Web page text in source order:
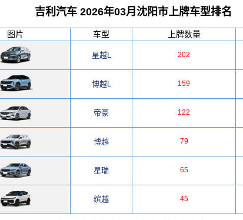
吉利汽车 2026年03月沈阳市上牌车型排名
图片 车型 上牌数量
星越L 202
博越L 159
帝豪 122
博越 79
星瑞 65
缤越 45